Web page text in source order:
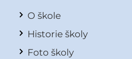
O škole
Historie školy
Foto školy